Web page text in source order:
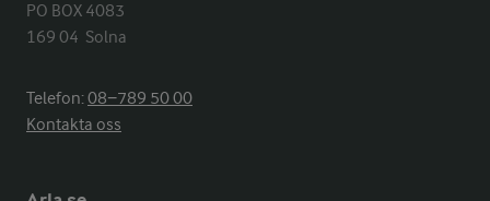
PO BOX 4083
169 04  Solna
Telefon:08−789 50 00
Kontakta oss